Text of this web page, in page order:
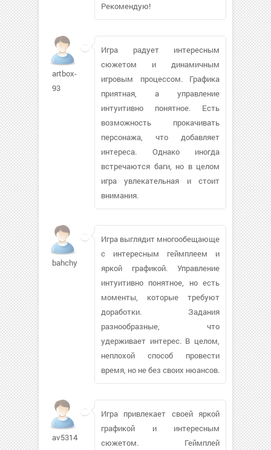
Рекомендую!
artbox-
93
Игра радует интересным
сюжетом и динамичным
игровым процессом. Графика
приятная, а управление
интуитивно понятное. Есть
возможность прокачивать
персонажа, что добавляет
интереса. Однако иногда
встречаются баги, но в целом
игра увлекательная и стоит
внимания.
bahchy
Игра выглядит многообещающе
с интересным геймплеем и
яркой графикой. Управление
интуитивно понятное, но есть
моменты, которые требуют
доработки. Задания
разнообразные, что
удерживает интерес. В целом,
неплохой способ провести
время, но не без своих нюансов.
av53143
Игра привлекает своей яркой
графикой и интересным
сюжетом. Геймплей